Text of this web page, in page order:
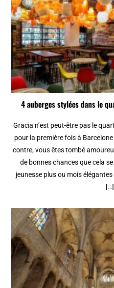
4 auberges stylées dans le
Gracia n’est peut-être pas le
pour la première fois à
contre, vous êtes tombé
de bonnes chances que cela
jeunesse plus ou mois
[…]